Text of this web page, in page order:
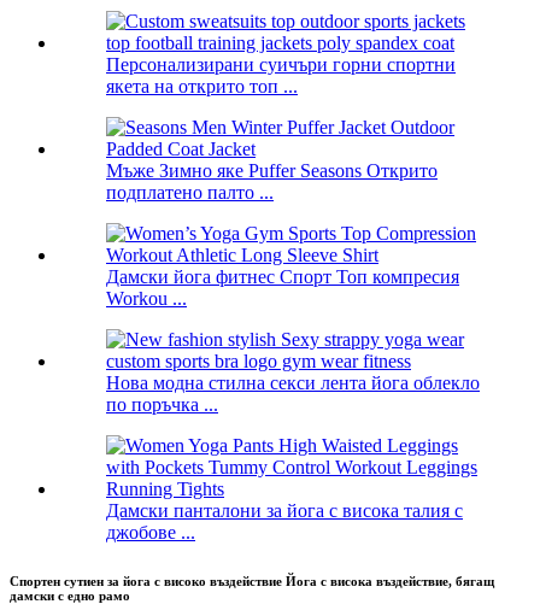
Персонализирани суичъри горни спортни
якета на открито топ ...
Мъже Зимно яке Puffer Seasons Открито
подплатено палто ...
Дамски йога фитнес Спорт Топ компресия
Workou ...
Нова модна стилна секси лента йога облекло
по поръчка ...
Дамски панталони за йога с висока талия с
джобове ...
Спортен сутиен за йога с високо въздействие Йога с висока въздействие, бягащ
дамски с едно рамо